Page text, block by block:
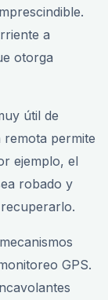
a
otorga
útil de
permite
ejemplo, el
robado y
GPS.